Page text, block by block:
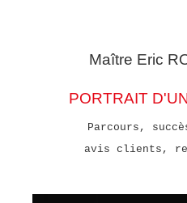
Maître Eric
PORTRAIT
Parcours,
avis clients,